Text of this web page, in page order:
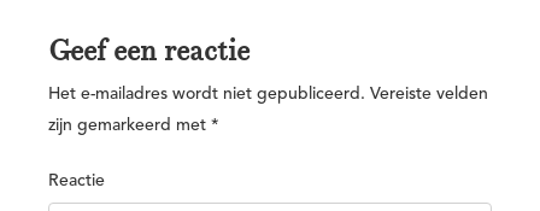
Geef een reactie
Het e-mailadres wordt niet gepubliceerd. Vereiste velden
zijn gemarkeerd met *
Reactie